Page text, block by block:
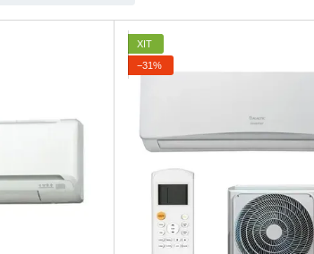
ХІТ
−31%